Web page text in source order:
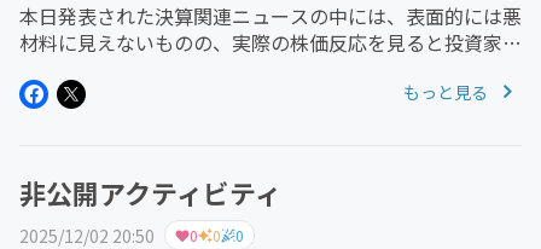
本日発表された決算関連ニュースの中には、表面的には悪
材料に見えないものの、実際の株価反応を見ると投資家心
料そのものよりも、事前期待・需給・バリュエーションの
もっと見る
非公開アクティビティ
2025/12/02 20:50 0 0 0